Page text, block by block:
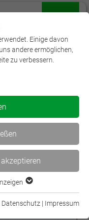
in der
für
Versicherungsalltag:
überprüfen,
Einige davon
andere ermöglichen,
zu verbessern.
Funktionen der
Datenschutz | Impressum